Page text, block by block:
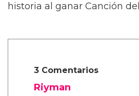
historia al ganar Canción
3 Comentarios
Riyman